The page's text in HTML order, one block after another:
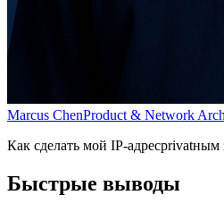
Marcus ChenProduct & Network
Как сделать мой IP-
Быстрые выводы